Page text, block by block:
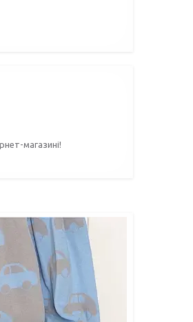
магазині!